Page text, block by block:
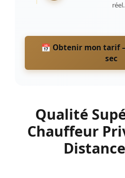
réel.
📅 Obtenir mon tarif
sec
Qualité
Chauffeur